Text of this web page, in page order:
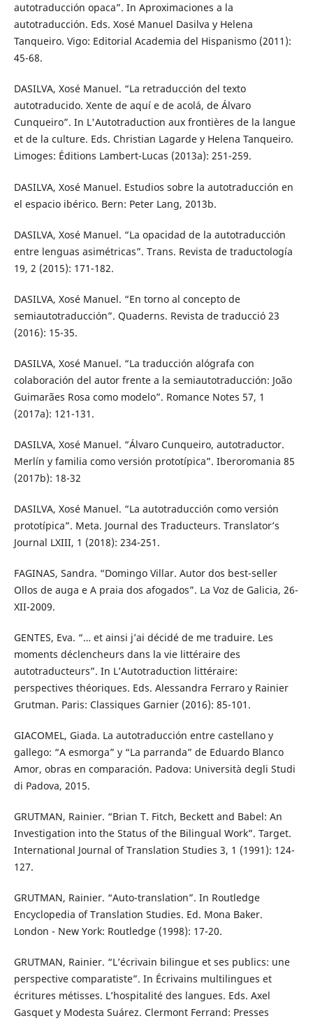
autotraducción opaca”. In Aproximaciones a la
autotraducción. Eds. Xosé Manuel Dasilva y Helena
Tanqueiro. Vigo: Editorial Academia del Hispanismo (2011):
45-68.
DASILVA, Xosé Manuel. “La retraducción del texto
autotraducido. Xente de aquí e de acolá, de Álvaro
Cunqueiro”. In L'Autotraduction aux frontières de la langue
et de la culture. Eds. Christian Lagarde y Helena Tanqueiro.
Limoges: Éditions Lambert-Lucas (2013a): 251-259.
DASILVA, Xosé Manuel. Estudios sobre la autotraducción en
el espacio ibérico. Bern: Peter Lang, 2013b.
DASILVA, Xosé Manuel. “La opacidad de la autotraducción
entre lenguas asimétricas”. Trans. Revista de traductología
19, 2 (2015): 171-182.
DASILVA, Xosé Manuel. “En torno al concepto de
semiautotraducción”. Quaderns. Revista de traducció 23
(2016): 15-35.
DASILVA, Xosé Manuel. “La traducción alógrafa con
colaboración del autor frente a la semiautotraducción: João
Guimarães Rosa como modelo”. Romance Notes 57, 1
(2017a): 121-131.
DASILVA, Xosé Manuel. “Álvaro Cunqueiro, autotraductor.
Merlín y familia como versión prototípica”. Iberoromania 85
(2017b): 18-32
DASILVA, Xosé Manuel. “La autotraducción como versión
prototípica”. Meta. Journal des Traducteurs. Translator’s
Journal LXIII, 1 (2018): 234-251.
FAGINAS, Sandra. “Domingo Villar. Autor dos best-seller
Ollos de auga e A praia dos afogados”. La Voz de Galicia, 26-
XII-2009.
GENTES, Eva. “… et ainsi j’ai décidé de me traduire. Les
moments déclencheurs dans la vie littéraire des
autotraducteurs”. In L’Autotraduction littéraire:
perspectives théoriques. Eds. Alessandra Ferraro y Rainier
Grutman. Paris: Classiques Garnier (2016): 85-101.
GIACOMEL, Giada. La autotraducción entre castellano y
gallego: “A esmorga” y “La parranda” de Eduardo Blanco
Amor, obras en comparación. Padova: Università degli Studi
di Padova, 2015.
GRUTMAN, Rainier. “Brian T. Fitch, Beckett and Babel: An
Investigation into the Status of the Bilingual Work”. Target.
International Journal of Translation Studies 3, 1 (1991): 124-
127.
GRUTMAN, Rainier. “Auto-translation”. In Routledge
Encyclopedia of Translation Studies. Ed. Mona Baker.
London - New York: Routledge (1998): 17-20.
GRUTMAN, Rainier. “L’écrivain bilingue et ses publics: une
perspective comparatiste”. In Écrivains multilingues et
écritures métisses. L’hospitalité des langues. Eds. Axel
Gasquet y Modesta Suárez. Clermont Ferrand: Presses